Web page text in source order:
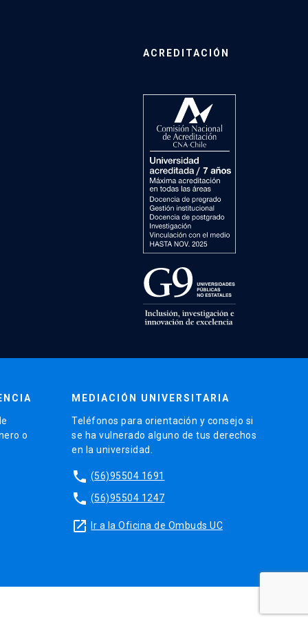
ACREDITACIÓN
o
MEDIACIÓN UNIVERSITARIA
Teléfonos para orientación y consejo si
se ha vulnerado alguno de tus derechos
en la universidad.
phone (56)95504 1691
phone (56)95504 1247
launch Ir a la Oficina de Ombuds UC